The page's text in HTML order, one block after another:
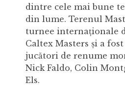
dintre cele mai bune
din lume. Terenul
turnee internaționale
Caltex Masters și a
jucători de renume
Nick Faldo, Colin
Els.